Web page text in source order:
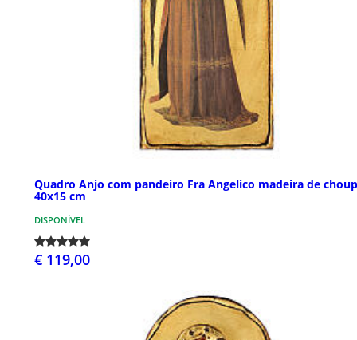
Quadro Anjo com pandeiro Fra Angelico madeira de
40x15 cm
DISPONÍVEL
€ 119,00